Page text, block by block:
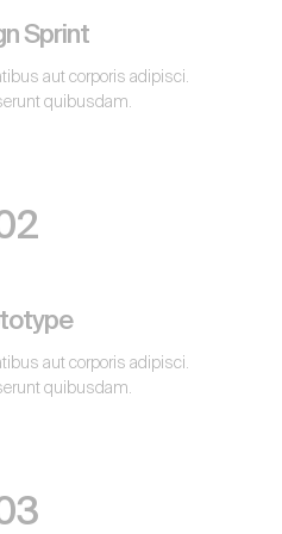
Sprint
aut corporis adipisci.
quibusdam.
aut corporis adipisci.
quibusdam.